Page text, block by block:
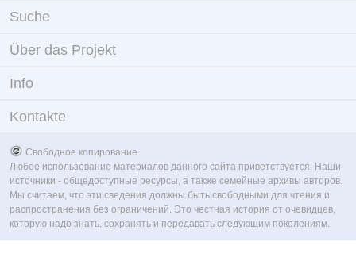
Suche
Über das Projekt
Info
Kontakte
Свободное копирование
Любое использование материалов данного сайта приветствуется. Наши
источники - общедоступные ресурсы, а также семейные архивы авторов.
Мы считаем, что эти сведения должны быть свободными для чтения и
распространения без ограничений. Это честная история от очевидцев,
которую надо знать, сохранять и передавать следующим поколениям.